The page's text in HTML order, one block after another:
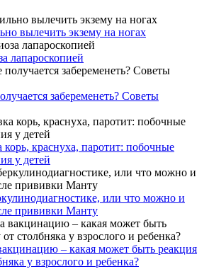
вылечить экзему на ногах
лапароскопией
забеременеть? Советы
краснуха, паротит: побочные
у детей
или что можно и
прививки Манту
– какая может быть реакция
у взрослого и ребенка?